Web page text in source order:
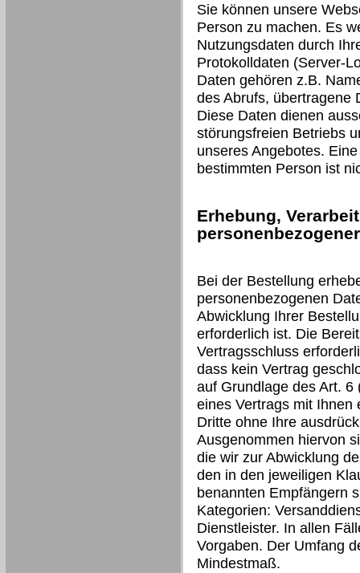
Sie können unsere
Person zu machen. Es
Nutzungsdaten durch
Protokolldaten (Server-
Daten gehören z.B.
des Abrufs, übertragene
Diese Daten dienen
störungsfreien Betriebs
unseres Angebotes.
bestimmten Person ist
Erhebung,
Bei der Bestellung
personenbezogenen
Abwicklung Ihrer
erforderlich ist. Die
Vertragsschluss
dass kein Vertrag
auf Grundlage des Art.
eines Vertrags mit Ihnen
Dritte ohne Ihre
Ausgenommen hiervon
die wir zur Abwicklung
den in den jeweiligen
benannten Empfängern
Kategorien:
Dienstleister. In allen
Vorgaben. Der Umfang
Mindestmaß.